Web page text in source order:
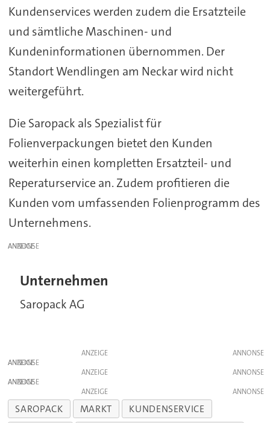
Kundenservices werden zudem die Ersatzteile
und sämtliche Maschinen- und
Kundeninformationen übernommen. Der
Standort Wendlingen am Neckar wird nicht
weitergeführt.
Die Saropack als Spezialist für
Folienverpackungen bietet den Kunden
weiterhin einen kompletten Ersatzteil- und
Reperaturservice an. Zudem profitieren die
Kunden vom umfassenden Folienprogramm des
Unternehmens.
ANZEIGE
Unternehmen
Saropack AG
ANZEIGE
ANZEIGE
ANZEIGE
ANZEIGE
ANZEIGE
SAROPACK MARKT
KUNDENSERVICE